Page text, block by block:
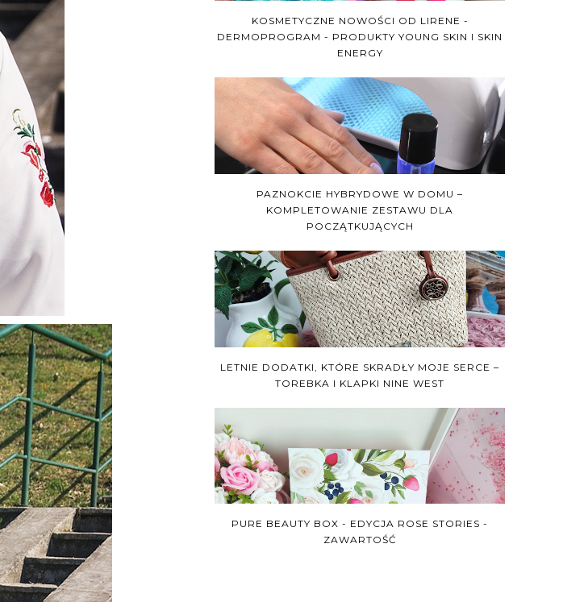
KOSMETYCZNE NOWOŚCI OD LIRENE -
DERMOPROGRAM - PRODUKTY YOUNG SKIN I SKIN
ENERGY
PAZNOKCIE HYBRYDOWE W DOMU –
KOMPLETOWANIE ZESTAWU DLA
POCZĄTKUJĄCYCH
LETNIE DODATKI, KTÓRE SKRADŁY MOJE SERCE –
TOREBKA I KLAPKI NINE WEST
PURE BEAUTY BOX - EDYCJA ROSE STORIES -
ZAWARTOŚĆ